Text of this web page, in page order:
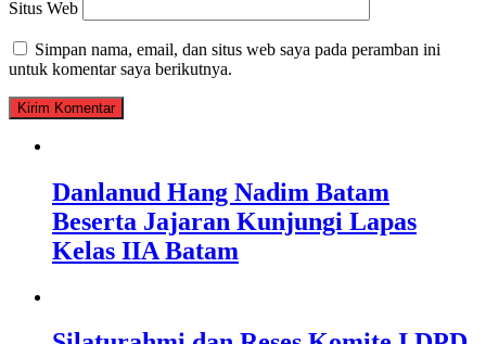
Situs Web
Simpan nama, email, dan situs web saya pada peramban ini
untuk komentar saya berikutnya.
Danlanud Hang Nadim Batam
Beserta Jajaran Kunjungi Lapas
Kelas IIA Batam